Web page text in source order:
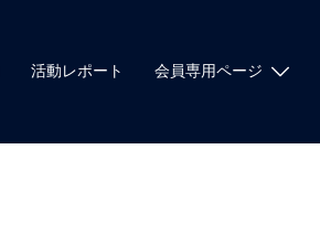
活動レポート 会員専用ページ